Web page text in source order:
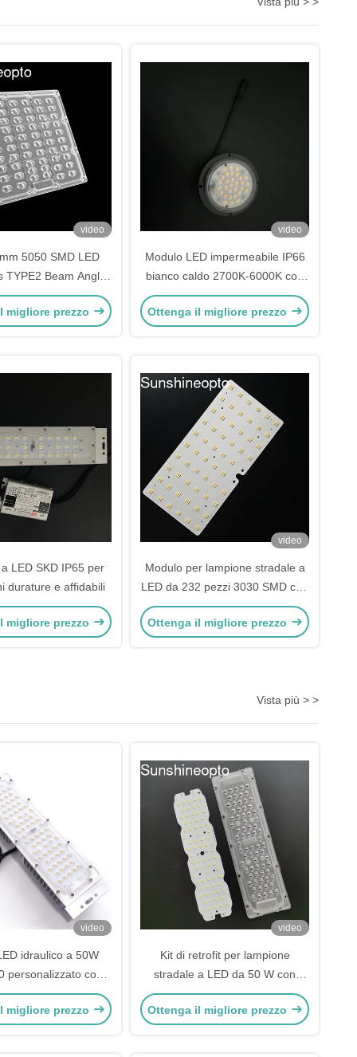
video
5050 SMD LED
TYPE2 Beam Angle
Lens per 60W
Street Lights
migliore prezzo
video
Modulo LED impermeabile IP66
bianco caldo 2700K-6000K con
angolo del fascio di 90 gradi
Ottenga il migliore prezzo
LED SKD IP65 per
durature e affidabili
migliore prezzo
video
Modulo per lampione stradale a
LED da 232 pezzi 3030 SMD con
angolo del fascio di 115x150
gradi e lente per PC di grado
Ottenga il migliore prezzo
Vista più > >
video
idraulico a 50W
personalizzato con
160lm/W
migliore prezzo
video
Kit di retrofit per lampione
stradale a LED da 50 W con
modulo luminoso a LED SMD
3030 da 160 lm/w con lente
Ottenga il migliore prezzo